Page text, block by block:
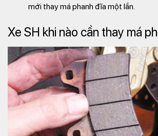
mới thay má phanh đĩa một lần.
Xe SH khi nào cần thay má